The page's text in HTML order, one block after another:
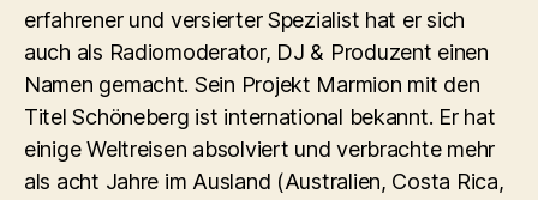
erfahrener und versierter Spezialist hat er sich
auch als Radiomoderator, DJ & Produzent einen
Namen gemacht. Sein Projekt Marmion mit den
Titel Schöneberg ist international bekannt. Er hat
einige Weltreisen absolviert und verbrachte mehr
als acht Jahre im Ausland (Australien, Costa Rica,